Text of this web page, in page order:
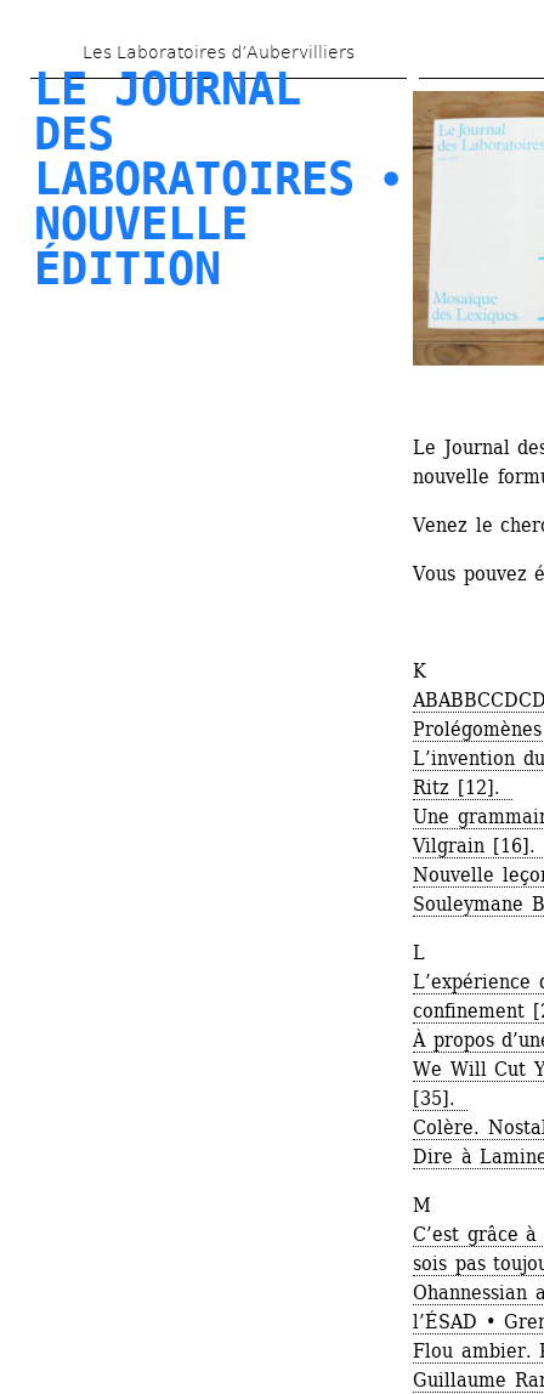
au
contenu
Les Laboratoires d’Aubervilliers
LE JOURNAL
DES
LABORATOIRES ⦁
NOUVELLE
ÉDITION
Le Journal
nouvelle
Venez le
Vous pouvez
K
L’invention
Ritz [12].
Une
Vilgrain
Nouvelle
Souleymane
L
L’expérience
confinement
À propos
We Will Cut
[35].
Colère.
Dire à
M
C’est grâce
sois pas
Ohannessian
l’ÉSAD •
Flou ambier.
Guillaume